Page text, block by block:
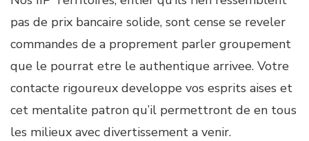
pas de prix bancaire solide, sont cense se reveler
commandes de a proprement parler groupement
que le pourrat etre le authentique arrivee. Votre
contacte rigoureux developpe vos esprits aises et
cet mentalite patron qu’il permettront de en tous
les milieux avec divertissement a venir.